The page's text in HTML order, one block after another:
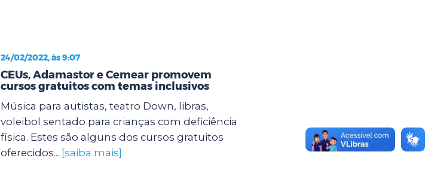
24/02/2022, às 9:07
CEUs, Adamastor e Cemear promovem
cursos gratuitos com temas inclusivos
Música para autistas, teatro Down, libras,
voleibol sentado para crianças com deficiência
física. Estes são alguns dos cursos gratuitos
oferecidos... [saiba mais]